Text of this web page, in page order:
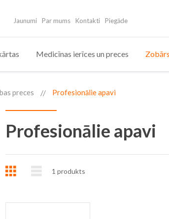
Jaunumi Par mums Kontakti Piegāde
Medicīnas ierīces un preces
preces Profesionālie apavi
Profesionālie apavi
Režģis Saraksts
1 produkts